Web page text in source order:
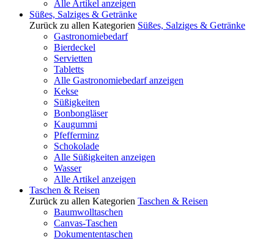
Alle Artikel anzeigen
Süßes, Salziges & Getränke
Zurück zu allen Kategorien Süßes, Salziges & Getränke
Gastronomiebedarf
Bierdeckel
Servietten
Tabletts
Alle Gastronomiebedarf anzeigen
Kekse
Süßigkeiten
Bonbongläser
Kaugummi
Pfefferminz
Schokolade
Alle Süßigkeiten anzeigen
Wasser
Alle Artikel anzeigen
Taschen & Reisen
Zurück zu allen Kategorien Taschen & Reisen
Baumwolltaschen
Canvas-Taschen
Dokumententaschen